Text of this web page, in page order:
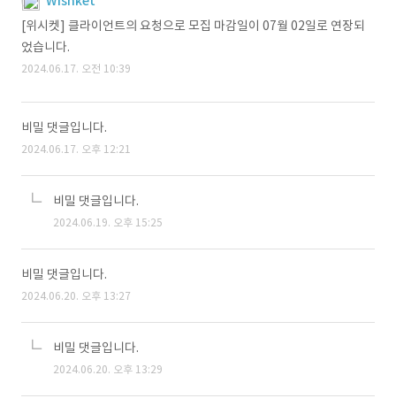
[위시켓] 클라이언트의 요청으로 모집 마감일이 07월 02일로 연장되
었습니다.
2024.06.17. 오전 10:39
비밀 댓글입니다.
2024.06.17. 오후 12:21
비밀 댓글입니다.
2024.06.19. 오후 15:25
비밀 댓글입니다.
2024.06.20. 오후 13:27
비밀 댓글입니다.
2024.06.20. 오후 13:29